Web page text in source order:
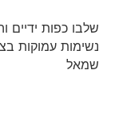
נשימות עמוקות
שמאל